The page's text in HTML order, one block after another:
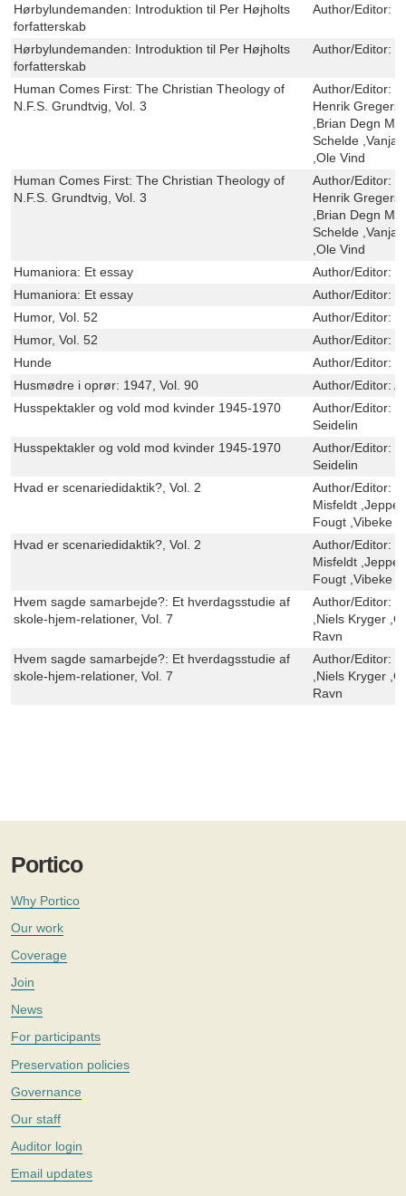
Hørbylundemanden: Introduktion til Per Højholts
forfatterskab
Author/Editor:
Hørbylundemanden: Introduktion til Per Højholts
forfatterskab
Author/Editor:
Human Comes First: The Christian Theology of
N.F.S. Grundtvig, Vol. 3
Author/Editor:
Henrik
,Brian Degn
Schelde ,Vanja
,Ole Vind
Human Comes First: The Christian Theology of
N.F.S. Grundtvig, Vol. 3
Author/Editor:
Henrik
,Brian Degn
Schelde ,Vanja
,Ole Vind
Humaniora: Et essay
Author/Editor:
Humaniora: Et essay
Author/Editor:
Humor, Vol. 52
Author/Editor:
Humor, Vol. 52
Author/Editor:
Hunde
Author/Editor:
Husmødre i oprør: 1947, Vol. 90
Author/Editor:
Husspektakler og vold mod kvinder 1945-1970
Author/Editor:
Seidelin
Husspektakler og vold mod kvinder 1945-1970
Author/Editor:
Seidelin
Hvad er scenariedidaktik?, Vol. 2
Author/Editor:
Misfeldt ,Jeppe
Fougt ,Vibeke
Hvad er scenariedidaktik?, Vol. 2
Author/Editor:
Misfeldt ,Jeppe
Fougt ,Vibeke
Hvem sagde samarbejde?: Et hverdagsstudie af
skole-hjem-relationer, Vol. 7
Author/Editor:
,Niels Kryger
Ravn
Hvem sagde samarbejde?: Et hverdagsstudie af
skole-hjem-relationer, Vol. 7
Author/Editor:
,Niels Kryger
Ravn
Portico
Why Portico
Our work
Coverage
Join
News
For participants
Preservation policies
Governance
Our staff
Auditor login
Email updates